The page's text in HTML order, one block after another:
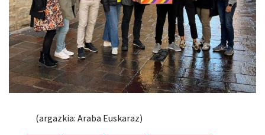
(argazkia: Araba Euskaraz)